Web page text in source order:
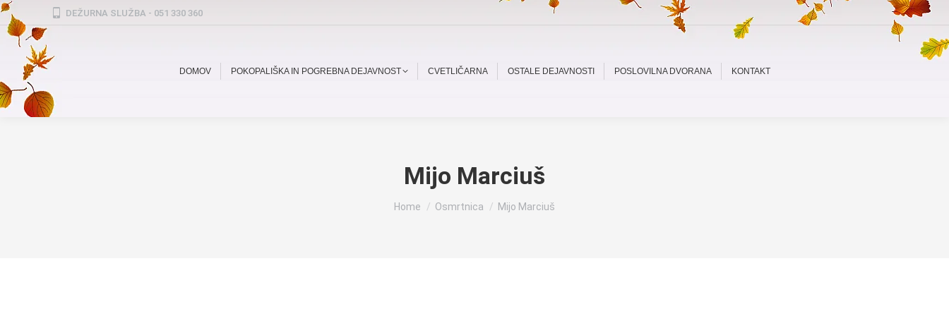
DEŽURNA SLUŽBA - 051 330 360
DOMOV POKOPALIŠKA IN POGREBNA DEJAVNOST CVETLIČARNA OSTALE DEJAVNOSTI POSLOVILNA DVORANA KONTAKT
Mijo Marciuš
You are here:
Home Osmrtnica Mijo Marciuš